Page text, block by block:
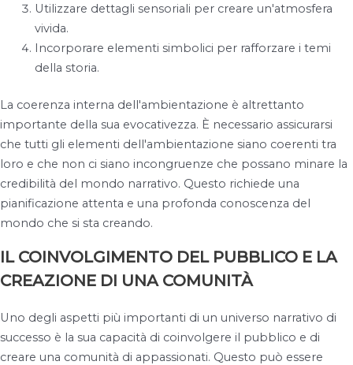
Utilizzare dettagli sensoriali per creare un'atmosfera
vivida.
Incorporare elementi simbolici per rafforzare i temi
della storia.
La coerenza interna dell'ambientazione è altrettanto
importante della sua evocativezza. È necessario assicurarsi
che tutti gli elementi dell'ambientazione siano coerenti tra
loro e che non ci siano incongruenze che possano minare la
credibilità del mondo narrativo. Questo richiede una
pianificazione attenta e una profonda conoscenza del
mondo che si sta creando.
IL COINVOLGIMENTO DEL PUBBLICO E LA
CREAZIONE DI UNA COMUNITÀ
Uno degli aspetti più importanti di un universo narrativo di
successo è la sua capacità di coinvolgere il pubblico e di
creare una comunità di appassionati. Questo può essere